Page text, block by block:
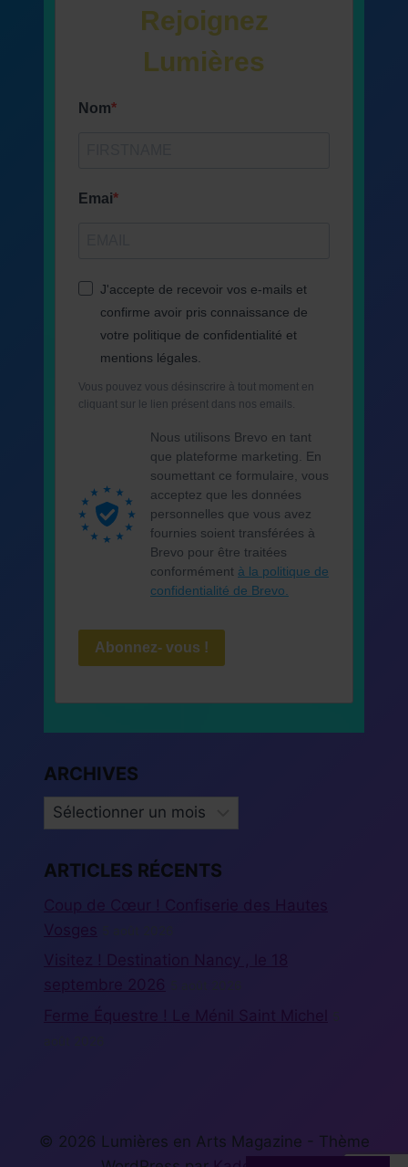
Rejoignez
Lumières
Nom
Emai
J'accepte de recevoir vos e-mails et
confirme avoir pris connaissance de
votre politique de confidentialité et
mentions légales.
Vous pouvez vous désinscrire à tout moment en
cliquant sur le lien présent dans nos emails.
Nous utilisons Brevo en tant
que plateforme marketing. En
soumettant ce formulaire, vous
acceptez que les données
personnelles que vous avez
fournies soient transférées à
Brevo pour être traitées
conformément à la politique de
confidentialité de Brevo.
Abonnez- vous !
ARCHIVES
ARCHIVES
ARTICLES RÉCENTS
© 2026 Lumières en Arts Magazine - Thème